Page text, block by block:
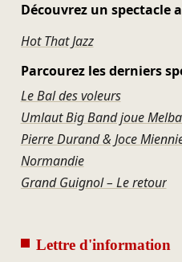
Découvrez un spectacle
Hot That Jazz
Parcourez les derniers
Le Bal des voleurs
Umlaut Big Band joue
Pierre Durand & Joce
Normandie
Grand Guignol – Le retour
Lettre d'information